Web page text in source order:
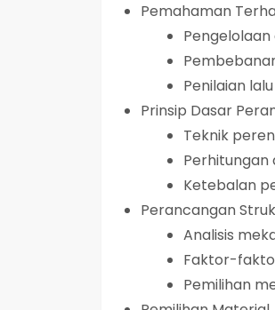
Pemahaman
Pengelolaan
Penilaian
Prinsip Dasar
Teknik
Perhitungan
Ketebalan
Perancangan
Analisis
Faktor-
Pemilihan